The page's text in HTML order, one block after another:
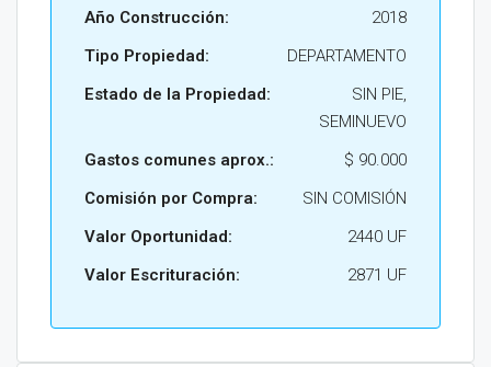
Año Construcción:
2018
Tipo Propiedad:
DEPARTAMENTO
Estado de la Propiedad:
SIN PIE,
SEMINUEVO
Gastos comunes aprox.:
$ 90.000
Comisión por Compra:
SIN COMISIÓN
Valor Oportunidad:
2440 UF
Valor Escrituración:
2871 UF